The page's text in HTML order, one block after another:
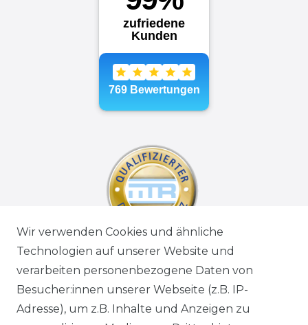
Wir verwenden Cookies und ähnliche
Technologien auf unserer Website und
verarbeiten personenbezogene Daten von
Besucher:innen unserer Webseite (z.B. IP-
Adresse), um z.B. Inhalte und Anzeigen zu